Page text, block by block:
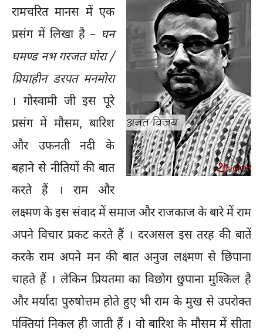
रामचरित मानस में एक
प्रसंग में लिखा है – घन
घमण्ड नभ गरजत घोरा /
प्रियाहीन डरपत मनमोरा
। गोस्वामी जी इस पूरे
प्रसंग में मौसम, बारिश
और उफनती नदी के
बहाने से नीतियों की बात
करते हैं । राम और
लक्ष्मण के इस संवाद में समाज और राजकाज के बारे में राम
अपने विचार प्रकट करते हैं । दरअसल इस तरह की बातें
करके राम अपने मन की बात अनुज लक्ष्मण से छिपाना
चाहते हैं । लेकिन प्रियतमा का विछोग छुपाना मुश्किल है
और मर्यादा पुरुषोत्तम होते हुए भी राम के मुख से उपरोक्त
पंक्तियां निकल ही जाती हैं । वो बारिश के मौसम में सीता